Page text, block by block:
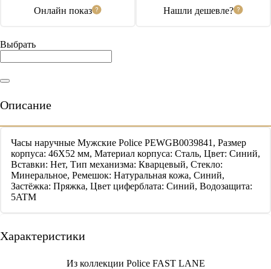
Онлайн показ Нашли дешевле?
Выбрать
Описание
Часы наручные Мужские Police PEWGB0039841, Размер
корпуса: 46X52 мм, Материал корпуса: Сталь, Цвет: Синий,
Вставки: Нет, Тип механизма: Кварцевый, Стекло:
Минеральное, Ремешок: Натуральная кожа, Синий,
Застёжка: Пряжка, Цвет циферблата: Синий, Водозащита:
5ATM
Характеристики
Из коллекции Police FAST LANE